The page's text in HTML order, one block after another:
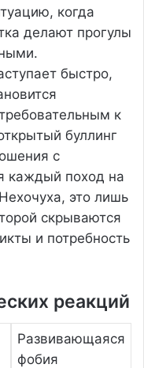
когда
делают прогулы
быстро,
к
буллинг
с
каждый поход на
это лишь
скрываются
и потребность
реакций
Развивающаяся
фобия